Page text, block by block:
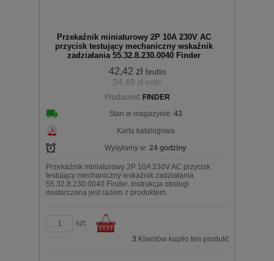
koszyka
Przekaźnik miniaturowy 2P 10A 230V AC
przycisk testujący mechaniczny wskaźnik
zadziałania 55.32.8.230.0040 Finder
42,42 zł brutto
34,49 zł netto
Producent: FINDER
Stan w magazynie: 43
Karta katalogowa
Wysyłamy w: 24 godziny
Przekaźnik miniaturowy 2P 10A 230V AC przycisk
testujący mechaniczny wskaźnik zadziałania
55.32.8.230.0040 Finder. Instrukcja obsługi
dostarczana jest razem z produktem.
szt.
3 Klientów kupiło ten produkt